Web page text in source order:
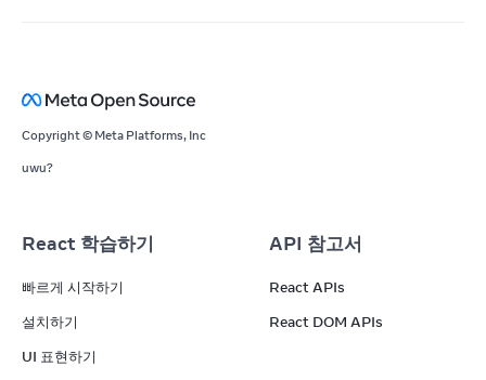
Copyright © Meta Platforms, Inc
uwu?
React 학습하기
빠르게 시작하기
설치하기
UI 표현하기
API 참고서
React APIs
React DOM APIs